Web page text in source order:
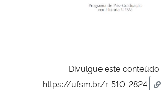
Divulgue este conteúdo:
https://ufsm.br/r-510-2824